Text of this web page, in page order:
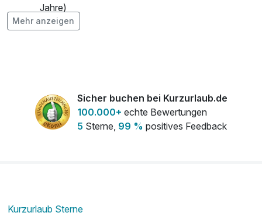
Jahre)
pro Nacht
Mehr anzeigen
Sicher buchen bei Kurzurlaub.de
100.000+ echte Bewertungen
5 Sterne, 99 % positives Feedback
Kurzurlaub Sterne